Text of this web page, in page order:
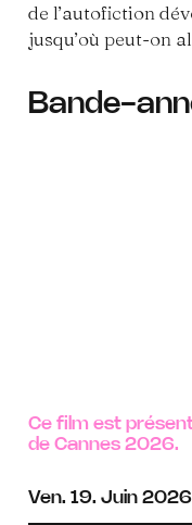
de l’autofiction
jusqu’où peut-on
Bande-
Ce film est
de Cannes 2026.
Ven. 19. Juin 2026